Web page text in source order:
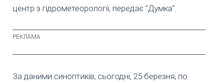
центр з гідрометеорології, передає "Думка".
За даними синоптиків, сьогодні, 25 березня, по